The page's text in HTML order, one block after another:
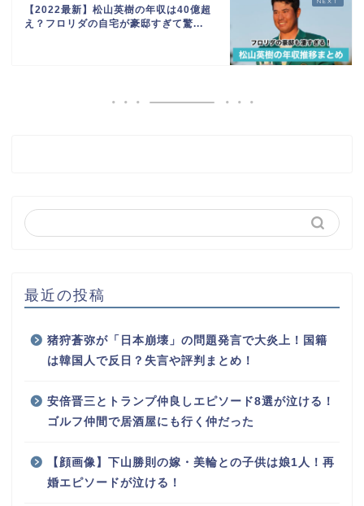
【2022最新】松山英樹の年収は40億超
え？フロリダの自宅が豪邸すぎて驚...
最近の投稿
猪狩蒼弥が「日本崩壊」の問題発言で大炎上！国籍
は韓国人で反日？失言や評判まとめ！
安倍晋三とトランプ仲良しエピソード8選が泣ける！
ゴルフ仲間で居酒屋にも行く仲だった
【顔画像】下山勝則の嫁・美輪との子供は娘1人！再
婚エピソードが泣ける！